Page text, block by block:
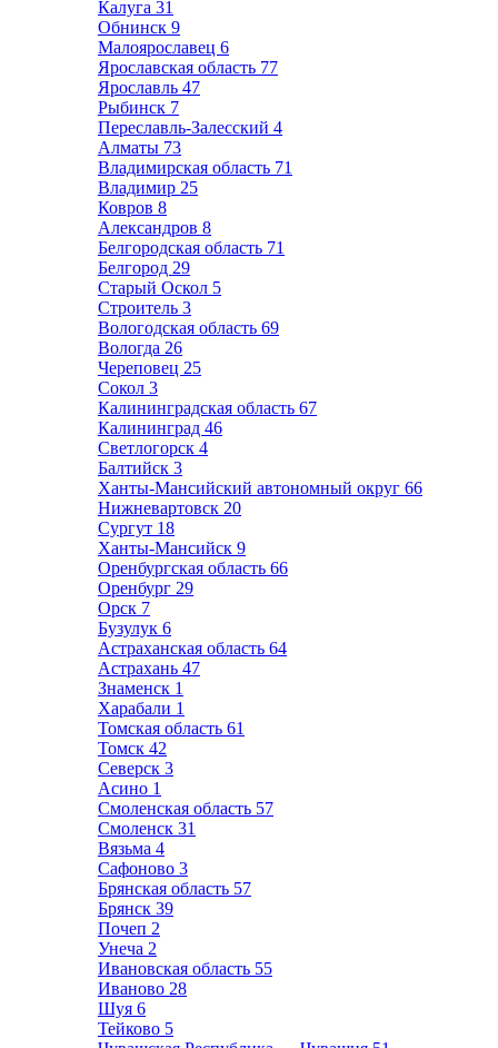
Калуга 31
Обнинск 9
Малоярославец 6
Ярославская область 77
Ярославль 47
Рыбинск 7
Переславль-Залесский 4
Алматы 73
Владимирская область 71
Владимир 25
Ковров 8
Александров 8
Белгородская область 71
Белгород 29
Старый Оскол 5
Строитель 3
Вологодская область 69
Вологда 26
Череповец 25
Сокол 3
Калининградская область 67
Калининград 46
Светлогорск 4
Балтийск 3
Ханты-Мансийский автономный округ 66
Нижневартовск 20
Сургут 18
Ханты-Мансийск 9
Оренбургская область 66
Оренбург 29
Орск 7
Бузулук 6
Астраханская область 64
Астрахань 47
Знаменск 1
Харабали 1
Томская область 61
Томск 42
Северск 3
Асино 1
Смоленская область 57
Смоленск 31
Вязьма 4
Сафоново 3
Брянская область 57
Брянск 39
Почеп 2
Унеча 2
Ивановская область 55
Иваново 28
Шуя 6
Тейково 5